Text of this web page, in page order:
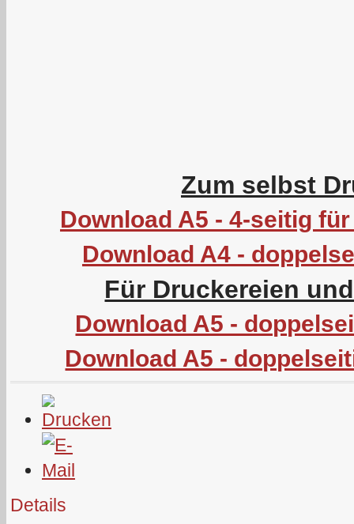
Zum selbst
Download A5 - 4-seitig
Download A4 -
Für Druckereien
Download A5 -
Download A5 -
Details